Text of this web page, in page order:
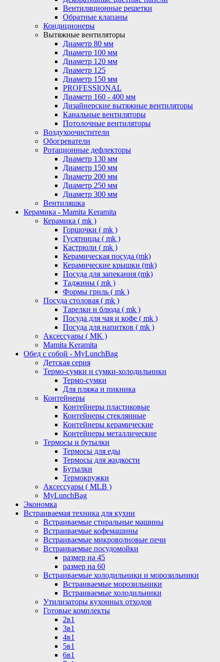
Вентиляционные решетки
Обратные клапаны
Кондиционеры
Вытяжные вентиляторы
Диаметр 80 мм
Диаметр 100 мм
Диаметр 120 мм
Диаметр 125
Диаметр 150 мм
PROFESSIONAL
Диаметр 160 - 400 мм
Дизайнерские вытяжные вентиляторы
Канальные вентиляторы
Потолочные вентиляторы
Воздухоочистители
Обогреватели
Ротационные дефлекторы
Диаметр 130 мм
Диаметр 150 мм
Диаметр 200 мм
Диаметр 250 мм
Диаметр 300 мм
Вентиляшка
Керамика - Mamita Keramita
Керамика ( mk )
Горшочки ( mk )
Гусятницы ( mk )
Кастрюли ( mk )
Керамическая посуда (mk)
Керамические крышки (mk)
Посуда для запекания (mk)
Таджины ( mk )
Формы гриль ( mk )
Посуда столовая ( mk )
Тарелки и блюда ( mk )
Посуда для чая и кофе ( mk )
Посуда для напитков ( mk )
Аксессуары ( MK )
Mamita Keramita
Обед с собой - MyLunchBag
Детская серия
Термо-сумки и сумки-холодильники
Термо-сумки
Для пляжа и пикника
Контейнеры
Контейнеры пластиковые
Контейнеры стеклянные
Контейнеры керамические
Контейнеры металлические
Термосы и бутылки
Термосы для еды
Термосы для жидкости
Бутылки
Термокружки
Аксессуары ( MLB )
MyLunchBag
Экономка
Встраиваемая техника для кухни
Встраиваемые стиральные машины
Встраиваемые кофемашины
Встраиваемые микроволновые печи
Встраиваемые посудомойки
размер на 45
размер на 60
Встраиваемые холодильники и морозильники
Встраиваемые морозильники
Встраиваемые холодильники
Утилизаторы кухонных отходов
Готовые комплекты
2в1
3в1
4в1
5в1
6в1